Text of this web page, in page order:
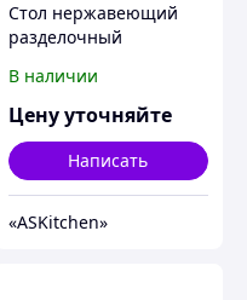
Стол нержавеющий
разделочный
полки ASKitchen ASKO-
11/6
В наличии
Цену уточняйте
Написать
«ASKitсhen»